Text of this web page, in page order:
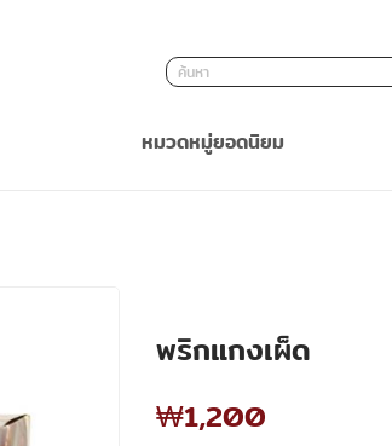
หมวดหมู่ยอดนิยม
พริกแกงเผ็ด
₩1,200